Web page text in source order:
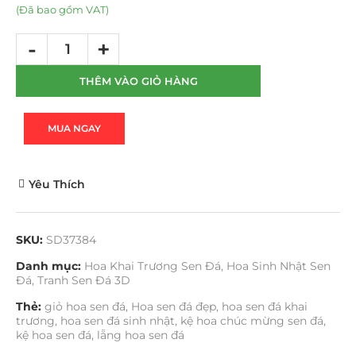
(Đã bao gồm VAT)
THÊM VÀO GIỎ HÀNG
MUA NGAY
Yêu Thích
SKU: SD37384
Danh mục: Hoa Khai Trương Sen Đá, Hoa Sinh Nhật Sen
Đá, Tranh Sen Đá 3D
Thẻ: giỏ hoa sen đá, Hoa sen đá đẹp, hoa sen đá khai
trương, hoa sen đá sinh nhật, kệ hoa chúc mừng sen đá,
kệ hoa sen đá, lẵng hoa sen đá